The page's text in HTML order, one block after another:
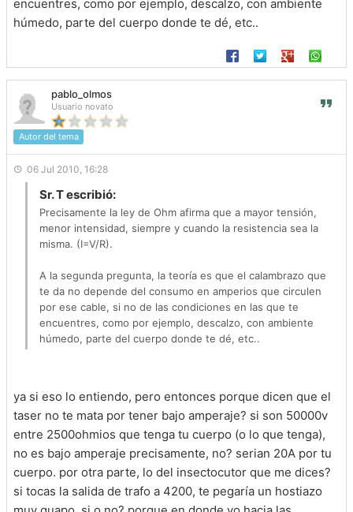
encuentres, como por ejemplo, descalzo, con ambiente
húmedo, parte del cuerpo donde te dé, etc..
pablo_olmos
Usuario novato
Autor del tema
06 Jul 2010, 16:28
Sr. T escribió:
Precisamente la ley de Ohm afirma que a mayor tensión,
menor intensidad, siempre y cuando la resistencia sea la
misma. (I=V/R).
A la segunda pregunta, la teoría es que el calambrazo que
te da no depende del consumo en amperios que circulen
por ese cable, si no de las condiciones en las que te
encuentres, como por ejemplo, descalzo, con ambiente
húmedo, parte del cuerpo donde te dé, etc..
ya si eso lo entiendo, pero entonces porque dicen que el
taser no te mata por tener bajo amperaje? si son 50000v
entre 2500ohmios que tenga tu cuerpo (o lo que tenga),
no es bajo amperaje precisamente, no? serian 20A por tu
cuerpo. por otra parte, lo del insectocutor que me dices?
si tocas la salida de trafo a 4200, te pegaría un hostiazo